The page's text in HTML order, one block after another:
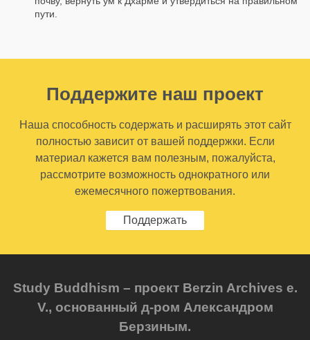
пути.
Поддержите наш проект
Наша способность содержать и расширять этот сайт
полностью зависит от вашей поддержки. Если
материал кажется вам полезным, пожалуйста,
рассмотрите возможность однократного или
ежемесячного пожертвования.
Поддержать
Study Buddhism – проект Berzin Archives e.
V., основанный д-ром Александром
Берзиным.